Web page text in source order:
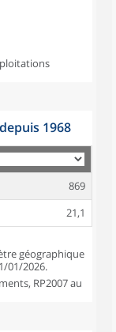
1968
869
21,1
géographique
01/2026.
RP2007 au